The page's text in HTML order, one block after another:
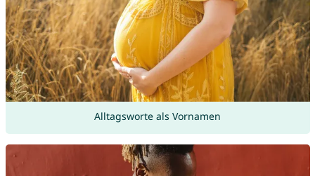
Alltagsworte als Vornamen